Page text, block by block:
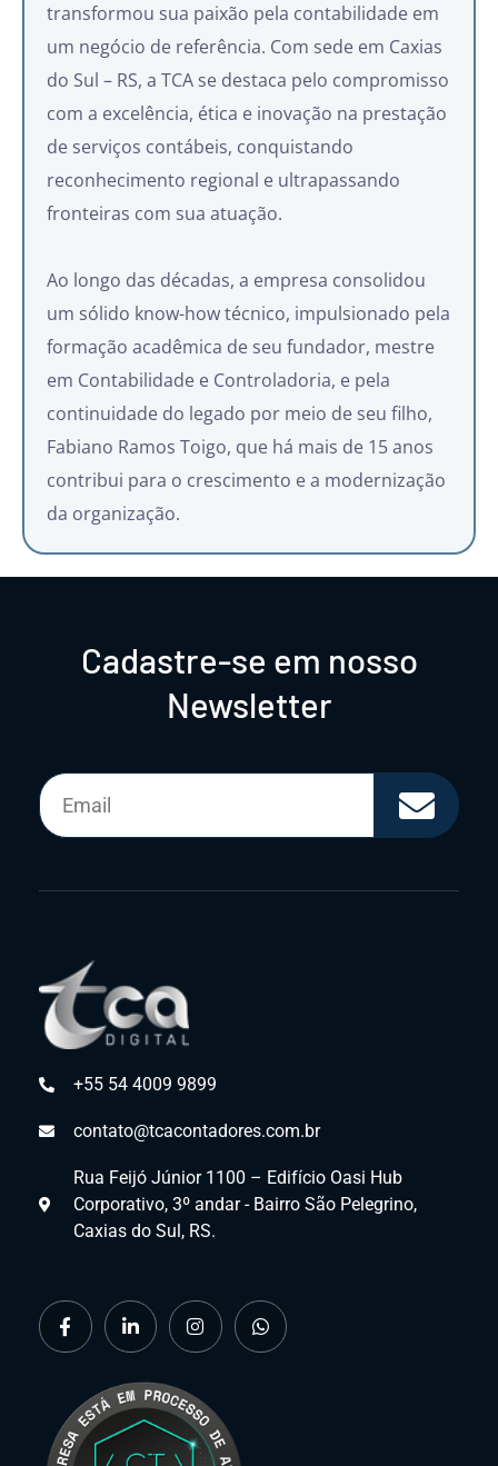
transformou sua paixão pela contabilidade em
um negócio de referência. Com sede em Caxias
do Sul – RS, a TCA se destaca pelo compromisso
com a excelência, ética e inovação na prestação
de serviços contábeis, conquistando
reconhecimento regional e ultrapassando
fronteiras com sua atuação.
Ao longo das décadas, a empresa consolidou
um sólido know-how técnico, impulsionado pela
formação acadêmica de seu fundador, mestre
em Contabilidade e Controladoria, e pela
continuidade do legado por meio de seu filho,
Fabiano Ramos Toigo, que há mais de 15 anos
contribui para o crescimento e a modernização
da organização.
Cadastre-se em nosso
Newsletter
+55 54 4009 9899
contato@tcacontadores.com.br
Rua Feijó Júnior 1100 – Edifício Oasi Hub
Corporativo, 3º andar - Bairro São Pelegrino,
Caxias do Sul, RS.